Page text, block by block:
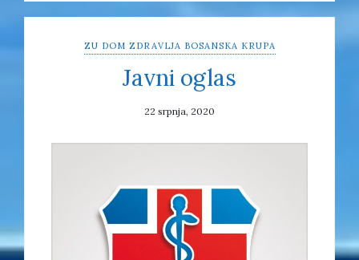
ZU DOM ZDRAVLJA BOSANSKA KRUPA
Javni oglas
22 srpnja, 2020